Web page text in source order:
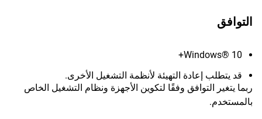
التوافق
Windows® 10+
قد يتطلب إعادة التهيئة لأنظمة التشغيل الأخرى.
ربما يتغير التوافق وفقًا لتكوين الأجهزة ونظام التشغيل الخاص
بالمستخدم.